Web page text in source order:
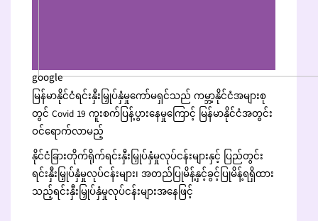
google
မြန်မာနိုင်ငံရင်းနှီးမြှုပ်နှံမှုကော်မရှင်သည် ကမ္ဘာ့နိုင်ငံအများစု
တွင် Covid 19 ကူးစက်ပြန့်ပွားနေမှုကြောင့် မြန်မာနိုင်ငံအတွင်း
ဝင်ရောက်လာမည့်
နိုင်ငံခြားတိုက်ရိုက်ရင်းနှီးမြှုပ်နှံမှုလုပ်ငန်းများနှင့် ပြည်တွင်း
ရင်းနှီးမြှုပ်နှံမှုလုပ်ငန်းများ၊ အတည်ပြုမိန့်နှင့်ခွင့်ပြုမိန့်ရရှိထား
သည့်ရင်းနှီးမြှုပ်နှံမှုလုပ်ငန်းများအနေဖြင့်